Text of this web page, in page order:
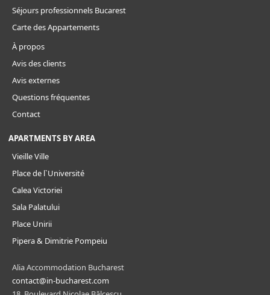
Séjours professionnels Bucarest
Carte des Appartements
À propos
Avis des clients
Avis externes
Questions fréquentes
Contact
APARTMENTS BY AREA
Vieille Ville
Place de l`Université
Calea Victoriei
Sala Palatului
Place Unirii
Pipera & Dimitrie Pompeiu
Alia Accommodation Bucharest
contact@in-bucharest.com